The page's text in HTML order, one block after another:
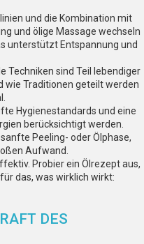
und die Kombination mit
und ölige Massage wechseln
unterstützt Entspannung und
Techniken sind Teil lebendiger
wie Traditionen geteilt werden
Hygienestandards und eine
berücksichtigt werden.
Peeling- oder Ölphase,
Aufwand.
Probier ein Ölrezept aus,
das, was wirklich wirkt:
DES